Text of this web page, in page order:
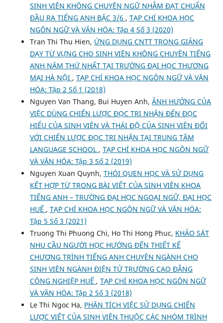
SINH VIÊN KHÔNG CHUYÊN NGỮ NHẰM ĐẠT CHUẨN
ĐẦU RA TIẾNG ANH BẬC 3/6 , TẠP CHÍ KHOA HỌC
NGÔN NGỮ VÀ VĂN HÓA: Tập 4 Số 3 (2020)
Tran Thi Thu Hien, ỨNG DỤNG CNTT TRONG GIẢNG
DẠY TỪ VỰNG CHO SINH VIÊN KHÔNG CHUYÊN TIẾNG
ANH NĂM THỨ NHẤT TẠI TRƯỜNG ĐẠI HỌC THƯƠNG
MẠI HÀ NỘI , TẠP CHÍ KHOA HỌC NGÔN NGỮ VÀ VĂN
HÓA: Tập 2 Số 1 (2018)
Nguyen Van Thang, Bui Huyen Anh, ẢNH HƯỞNG CỦA
VIỆC DÙNG CHIẾN LƯỢC ĐỌC TRI NHẬN ĐẾN ĐỌC
HIỂU CỦA SINH VIÊN VÀ THÁI ĐỘ CỦA SINH VIÊN ĐỐI
VỚI CHIẾN LƯỢC ĐỌC TRI NHẬN TẠI TRUNG TÂM
LANGUAGE SCHOOL , TẠP CHÍ KHOA HỌC NGÔN NGỮ
VÀ VĂN HÓA: Tập 3 Số 2 (2019)
Nguyen Xuan Quynh, THÓI QUEN HỌC VÀ SỬ DỤNG
KẾT HỢP TỪ TRONG BÀI VIẾT CỦA SINH VIÊN KHOA
TIẾNG ANH – TRƯỜNG ĐẠI HỌC NGOẠI NGỮ, ĐẠI HỌC
HUẾ , TẠP CHÍ KHOA HỌC NGÔN NGỮ VÀ VĂN HÓA:
Tập 5 Số 3 (2021)
Truong Thi Phuong Chi, Ho Thi Hong Phuc, KHẢO SÁT
NHU CẦU NGƯỜI HỌC HƯỚNG ĐẾN THIẾT KẾ
CHƯƠNG TRÌNH TIẾNG ANH CHUYÊN NGÀNH CHO
SINH VIÊN NGÀNH ĐIỆN TỬ TRƯỜNG CAO ĐẲNG
CÔNG NGHIỆP HUẾ , TẠP CHÍ KHOA HỌC NGÔN NGỮ
VÀ VĂN HÓA: Tập 2 Số 3 (2018)
Le Thi Ngoc Ha, PHÂN TÍCH VIỆC SỬ DỤNG CHIẾN
LƯỢC VIẾT CỦA SINH VIÊN THUỘC CÁC NHÓM TRÌNH